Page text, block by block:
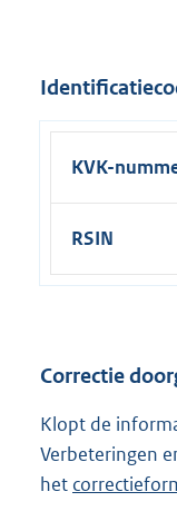
KVK-
RSIN
Correctie
Klopt de
Verbeteringen
het